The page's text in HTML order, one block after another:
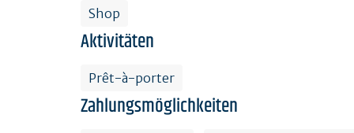
Shop
Aktivitäten
Prêt-à-porter
Zahlungsmöglichkeiten